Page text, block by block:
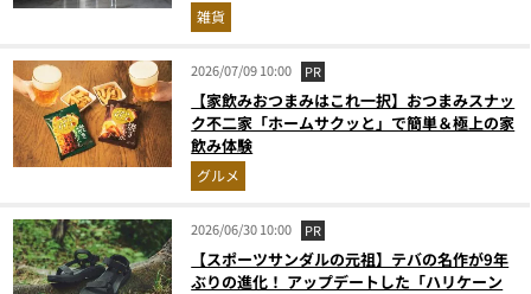
雑貨
2026/07/09 10:00 PR
【家飲みおつまみはこれ一択】おつまみスナッ
ク不二家「ホームサクッと」で簡単＆極上の家
飲み体験
グルメ
2026/06/30 10:00 PR
【スポーツサンダルの元祖】テバの名作が9年
ぶりの進化！ アップデートした「ハリケーン